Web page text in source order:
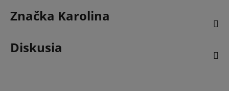
Značka Karolina
Diskusia